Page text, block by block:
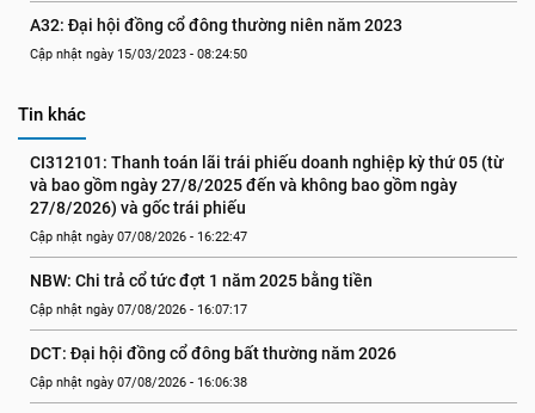
A32: Đại hội đồng cổ đông thường niên năm 2023
Cập nhật ngày 15/03/2023 - 08:24:50
Tin khác
CI312101: Thanh toán lãi trái phiếu doanh nghiệp kỳ thứ 05 (từ
và bao gồm ngày 27/8/2025 đến và không bao gồm ngày
27/8/2026) và gốc trái phiếu
Cập nhật ngày 07/08/2026 - 16:22:47
NBW: Chi trả cổ tức đợt 1 năm 2025 bằng tiền
Cập nhật ngày 07/08/2026 - 16:07:17
DCT: Đại hội đồng cổ đông bất thường năm 2026
Cập nhật ngày 07/08/2026 - 16:06:38